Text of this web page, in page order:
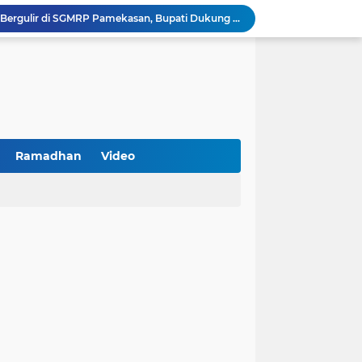
PKDI Cup II 2026 Resmi Bergulir di SGMRP Pamekasan, Bupati Dukung Bangun Stadion Di 13 Kecamatan untuk Pemerataan Sarana Olahraga
BNI Catat Fundamental Bisnis Kokoh di Bawah Danantara, Ditopang Pertumbuhan Kredit dan Kualitas Aset
Turnamen PKDI Cup II 2026 Berhadiah Total Rp 500 Juta Dibuka di Jombang, Ketua PKDI Jatim Syaifullah Mahdi: Ajang Silaturrahmi dan Media Komunikasi Antar-Kades untuk Memajukan Desa
Ramadhan Video